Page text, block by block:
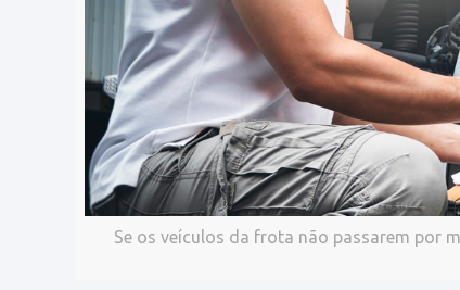
Se os veículos da frota não passarem por